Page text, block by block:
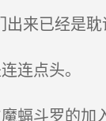
来已经是
连点头。
蝠斗罗的加